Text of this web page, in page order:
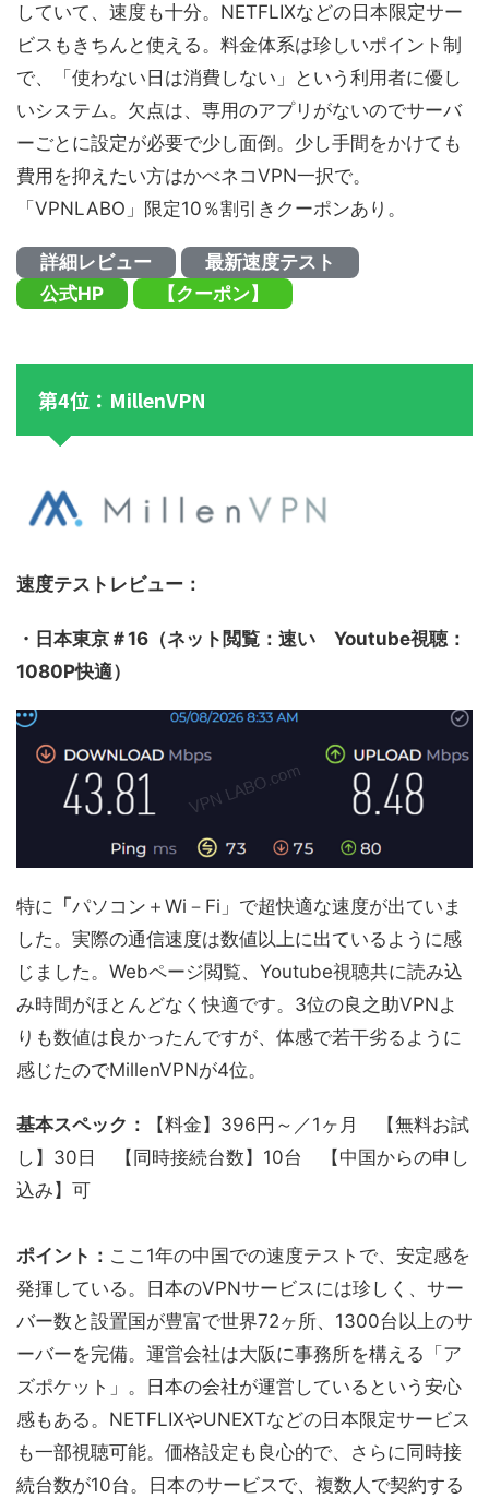
していて、速度も十分。NETFLIXなどの日本限定サー
ビスもきちんと使える。料金体系は珍しいポイント制
で、「使わない日は消費しない」という利用者に優し
いシステム。欠点は、専用のアプリがないのでサーバ
ーごとに設定が必要で少し面倒。少し手間をかけても
費用を抑えたい方はかべネコVPN一択で。
「VPNLABO」限定10％割引きクーポンあり。
詳細レビュー
最新速度テスト
公式HP
【クーポン】
第4位：MillenVPN
速度テストレビュー：
・日本東京＃16（ネット閲覧：速い Youtube視聴：
1080P快適）
特に 「パソコン＋Wi－Fi」で超快適な速度が出ていま
した。実際の通信速度は数値以上に出ているように感
じました。Webページ閲覧、Youtube視聴共に読み込
み時間がほとんどなく快適です。3位の良之助VPNよ
りも数値は良かったんですが、体感で若干劣るように
感じたのでMillenVPNが4位。
基本スペック：
【料金】396円～／1ヶ月 【無料お試
し】30日 【同時接続台数】10台 【中国からの申し
込み】可
ポイント： ここ1年の中国での速度テストで、安定感を
発揮している。日本のVPNサービスには珍しく、サー
バー数と設置国が豊富で世界72ヶ所、1300台以上のサ
ーバーを完備。運営会社は大阪に事務所を構える「ア
ズポケット」。日本の会社が運営しているという安心
感もある。NETFLIXやUNEXTなどの日本限定サービス
も一部視聴可能。価格設定も良心的で、さらに同時接
続台数が10台。日本のサービスで、複数人で契約する